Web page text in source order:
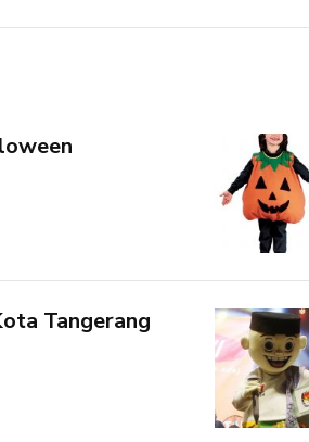
Tangerang